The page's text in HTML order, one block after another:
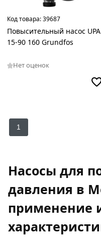
Код товара:39687
Повысительный насос UPA
15-90 160 Grundfos
Нет оценок
1
Насосы для
давления в
применение